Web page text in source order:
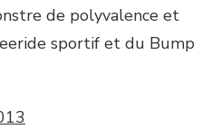
de polyvalence et
sportif et du Bump